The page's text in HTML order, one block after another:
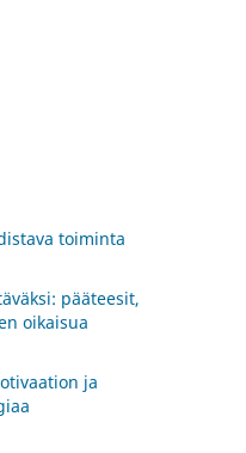
toiminta
pääteesit,
oikaisua
ja